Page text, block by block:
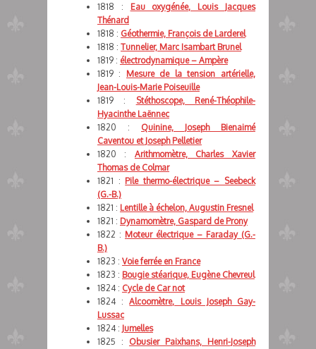
1818 : Eau oxygénée, Louis Jacques
Thénard
1818 : Géothermie, François de Larderel
1818 : Tunnelier, Marc Isambart Brunel
1819 : électrodynamique – Ampère
1819 : Mesure de la tension artérielle,
Jean-Louis-Marie Poiseuille
1819 : Stéthoscope, René-Théophile-
Hyacinthe Laënnec
1820 : Quinine, Joseph Bienaimé
Caventou et Joseph Pelletier
1820 : Arithmomètre, Charles Xavier
Thomas de Colmar
1821 : Pile thermo-électrique – Seebeck
(G.-B.)
1821 : Lentille à échelon, Augustin Fresnel
1821 : Dynamomètre, Gaspard de Prony
1822 : Moteur électrique – Faraday (G.-
B.)
1823 : Voie ferrée en France
1823 : Bougie stéarique, Eugène Chevreul
1824 : Cycle de Car not
1824 :Alcoomètre, Louis Joseph Gay-
Lussac
1824 : Jumelles
1825 : Obusier Paixhans, Henri-Joseph